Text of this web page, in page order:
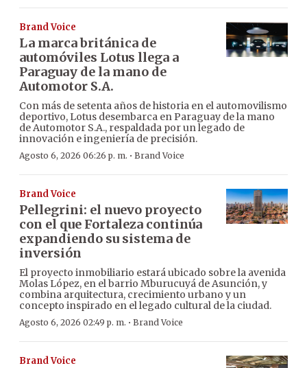
Brand Voice
La marca británica de
automóviles Lotus llega a
Paraguay de la mano de
Automotor S.A.
Con más de setenta años de historia en el automovilismo
deportivo, Lotus desembarca en Paraguay de la mano
de Automotor S.A., respaldada por un legado de
innovación e ingeniería de precisión.
Agosto 6, 2026 06:26 p. m. · Brand Voice
Brand Voice
Pellegrini: el nuevo proyecto
con el que Fortaleza continúa
expandiendo su sistema de
inversión
El proyecto inmobiliario estará ubicado sobre la avenida
Molas López, en el barrio Mburucuyá de Asunción, y
combina arquitectura, crecimiento urbano y un
concepto inspirado en el legado cultural de la ciudad.
Agosto 6, 2026 02:49 p. m. · Brand Voice
Brand Voice